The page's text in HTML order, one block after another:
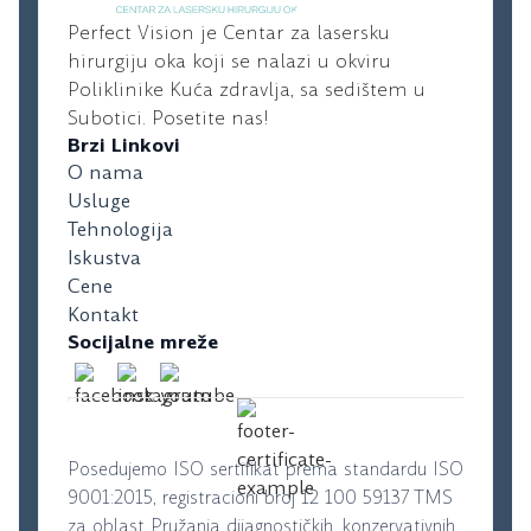
Perfect Vision je Centar za lasersku
hirurgiju oka koji se nalazi u okviru
Poliklinike Kuća zdravlja, sa sedištem u
Subotici. Posetite nas!
Brzi Linkovi
O nama
Usluge
Tehnologija
Iskustva
Cene
Kontakt
Socijalne mreže
Posedujemo ISO sertifikat prema standardu ISO
9001:2015, registracioni broj 12 100 59137 TMS
za oblast Pružanja dijagnostičkih, konzervativnih